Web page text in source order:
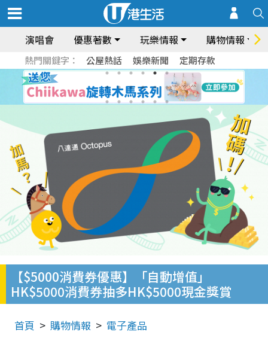
演唱會 優惠著數 玩樂情報 購物情報
熱門關鍵字： 公屋熱話 娛樂新聞 定期存款
【$5000消費券優惠】「自動增值」
HK$5000消費券抽多HK$5000現金獎賞
首頁 購物情報 電子產品